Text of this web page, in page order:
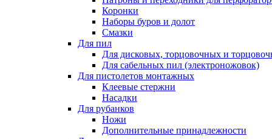
Коронки
Наборы буров и долот
Смазки
Для пил
Для дисковых, торцовочных и
Для сабельных пил (электроножовок)
Для пистолетов монтажных
Клеевые стержни
Насадки
Для рубанков
Ножи
Дополнительные принадлежности